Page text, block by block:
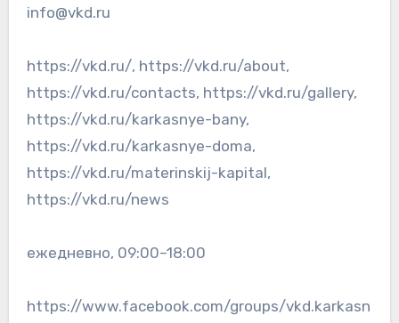
info@vkd.ru
https://vkd.ru/, https://vkd.ru/about,
https://vkd.ru/contacts, https://vkd.ru/gallery,
https://vkd.ru/karkasnye-bany,
https://vkd.ru/karkasnye-doma,
https://vkd.ru/materinskij-kapital,
https://vkd.ru/news
ежедневно, 09:00–18:00
https://www.facebook.com/groups/vkd.karkasn